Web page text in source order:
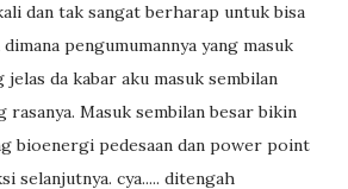
dan tak sangat berharap untuk bisa
pengumumannya yang masuk
jelas da kabar aku masuk sembilan
rasanya. Masuk sembilan besar bikin
bioenergi pedesaan dan power point
selanjutnya. cya..... ditengah